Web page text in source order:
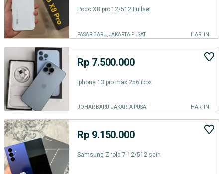
Poco X8 pro 12/512 Fullset
PASAR BARU, JAKARTA PUSAT HARI INI
Rp 7.500.000
Iphone 13 pro max 256 ibox
JOHAR BARU, JAKARTA PUSAT HARI INI
Rp 9.150.000
Samsung Z fold 7 12/512 sein